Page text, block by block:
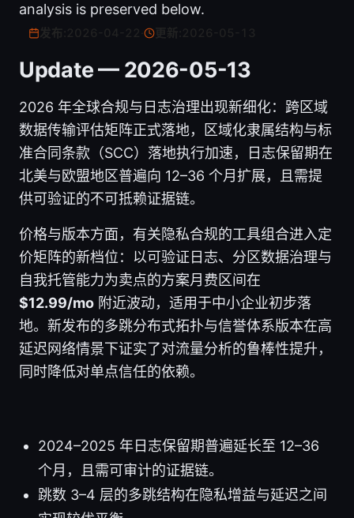
analysis is preserved below.
更新:
Update — 2026-05-13
2026 年全球合规与日志治理出现新细化：跨区域
数据传输评估矩阵正式落地，区域化隶属结构与标
准合同条款（SCC）落地执行加速，日志保留期在
北美与欧盟地区普遍向 12–36 个月扩展，且需提
供可验证的不可抵赖证据链。
价格与版本方面，有关隐私合规的工具组合进入定
价矩阵的新档位：以可验证日志、分区数据治理与
自我托管能力为卖点的方案月费区间在
$12.99/mo 附近波动，适用于中小企业初步落
地。新发布的多跳分布式拓扑与信誉体系版本在高
延迟网络情景下证实了对流量分析的鲁棒性提升，
同时降低对单点信任的依赖。
2024–2025 年日志保留期普遍延长至 12–36
个月，且需可审计的证据链。
跳数 3–4 层的多跳结构在隐私增益与延迟之间